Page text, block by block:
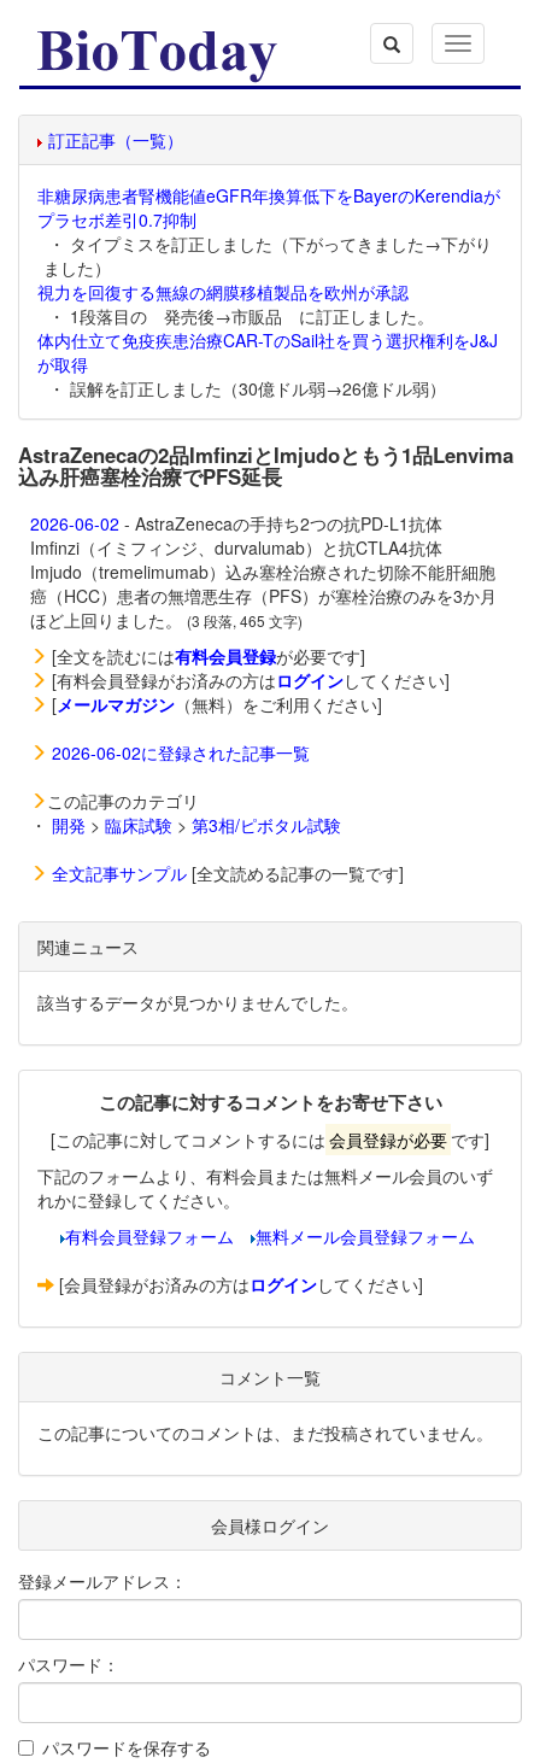
Toggle
navigation
訂正記事（一覧）
非糖尿病患者腎機能値eGFR年換算低下をBayerのKerendiaが
プラセボ差引0.7抑制
・ タイプミスを訂正しました（下がってきました→下がり
ました）
視力を回復する無線の網膜移植製品を欧州が承認
・ 1段落目の 発売後→市販品 に訂正しました。
体内仕立て免疫疾患治療CAR-TのSail社を買う選択権利をJ&J
が取得
・ 誤解を訂正しました（30億ドル弱→26億ドル弱）
AstraZenecaの2品ImfinziとImjudoともう1品Lenvima
込み肝癌塞栓治療でPFS延長
2026-06-02 - AstraZenecaの手持ち2つの抗PD-L1抗体
Imfinzi（イミフィンジ、durvalumab）と抗CTLA4抗体
Imjudo（tremelimumab）込み塞栓治療された切除不能肝細胞
癌（HCC）患者の無増悪生存（PFS）が塞栓治療のみを3か月
ほど上回りました。
(3 段落, 465 文字)
[全文を読むには有料会員登録が必要です]
[有料会員登録がお済みの方はログインしてください]
[メールマガジン （無料）をご利用ください]
2026-06-02に登録された記事一覧
この記事のカテゴリ
・ 開発 > 臨床試験 > 第3相/ピボタル試験
全文記事サンプル [全文読める記事の一覧です]
関連ニュース
該当するデータが見つかりませんでした。
この記事に対するコメントをお寄せ下さい
[この記事に対してコメントするには 会員登録が必要 です]
下記のフォームより、有料会員または無料メール会員のいず
れかに登録してください。
有料会員登録フォーム
無料メール会員登録フォーム
[会員登録がお済みの方はログインしてください]
コメント一覧
この記事についてのコメントは、まだ投稿されていません。
会員様ログイン
登録メールアドレス：
パスワード：
パスワードを保存する